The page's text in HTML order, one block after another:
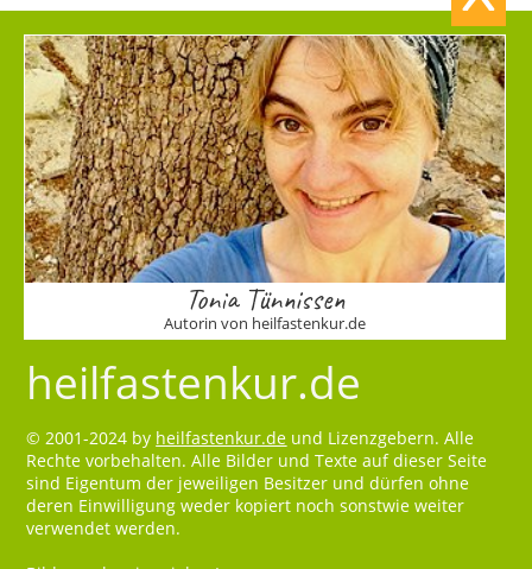
Tonia Tünnissen
Autorin von heilfastenkur.de
heilfastenkur.de
© 2001-2024 by heilfastenkur.de und Lizenzgebern. Alle
Rechte vorbehalten. Alle Bilder und Texte auf dieser Seite
sind Eigentum der jeweiligen Besitzer und dürfen ohne
deren Einwilligung weder kopiert noch sonstwie weiter
verwendet werden.